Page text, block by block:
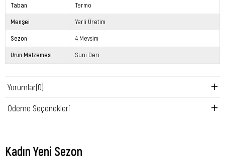
Taban Termo
Menşei Yerli Üretim
Sezon 4 Mevsim
Ürün Malzemesi Suni Deri
Yorumlar(0)
Ödeme Seçenekleri
Kadın Yeni Sezon